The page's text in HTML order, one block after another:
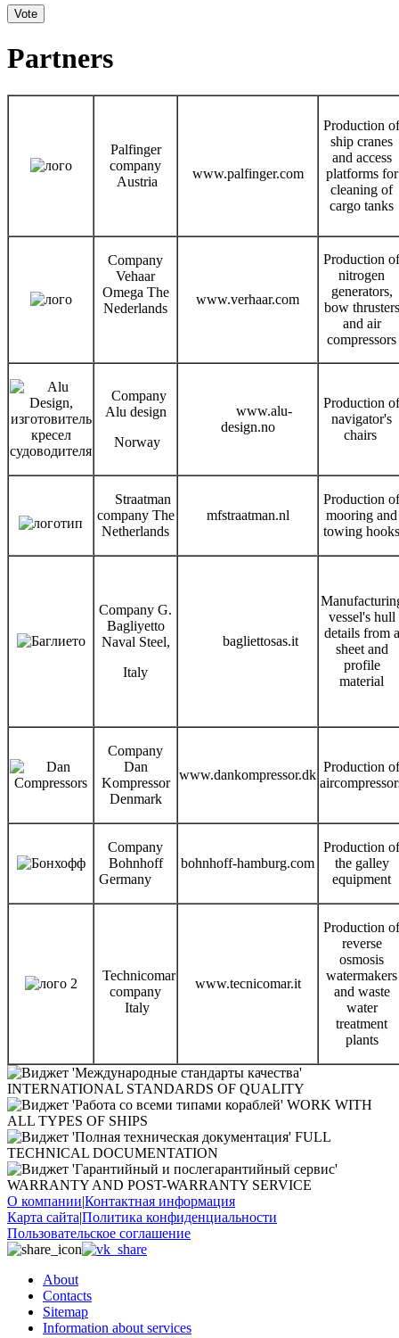
Partners
Palfinger
company
Austria
www.palfinger.com
Production of
ship cranes
and access
platforms for
cleaning of
cargo tanks
Company
Vehaar
Omega The
Nederlands
www.verhaar.com
Production of
nitrogen
generators,
bow thrusters
and air
compressors
Company
Alu design
Norway
www.alu-
design.no
Production of
navigator's
chairs
Straatman
company The
Netherlands
mfstraatman.nl
Production of
mooring and
towing hooks
Company G.
Bagliyetto
Naval Steel,
Italy
bagliettosas.it
vessel's hull
details from a
sheet and
profile
material
Company
Dan
Kompressor
Denmark
www.dankompressor.dk
Production of
Company
Bohnhoff
Germany
bohnhoff-hamburg.com
Production of
the galley
equipment
Technicomar
company
Italy
www.tecnicomar.it
Production of
reverse
osmosis
watermakers
and waste
water
treatment
plants
INTERNATIONAL STANDARDS OF QUALITY
WORK WITH
ALL TYPES OF SHIPS
FULL
TECHNICAL DOCUMENTATION
WARRANTY AND POST-WARRANTY SERVICE
О компании|Контактная информация
Карта сайта|Политика конфиденциальности
Пользовательское соглашение
About
Contacts
Sitemap
Information about services